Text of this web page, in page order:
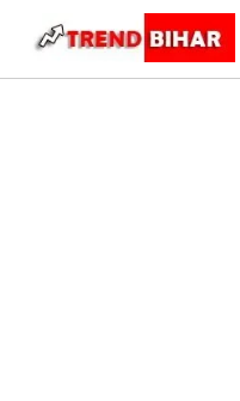
content